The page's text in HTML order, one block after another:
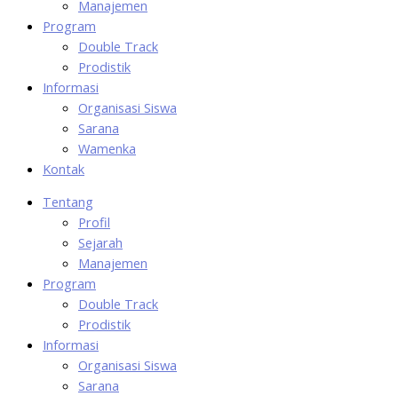
Manajemen
Program
Double Track
Prodistik
Informasi
Organisasi Siswa
Sarana
Wamenka
Kontak
Tentang
Profil
Sejarah
Manajemen
Program
Double Track
Prodistik
Informasi
Organisasi Siswa
Sarana